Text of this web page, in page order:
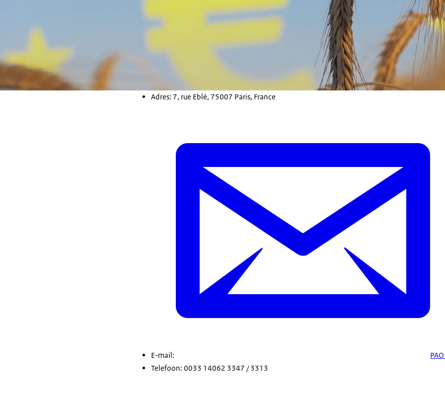
Adres: 7, rue Eblé, 75007 Paris, France
E-mail:
Telefoon: 0033 14062 3347 / 3313